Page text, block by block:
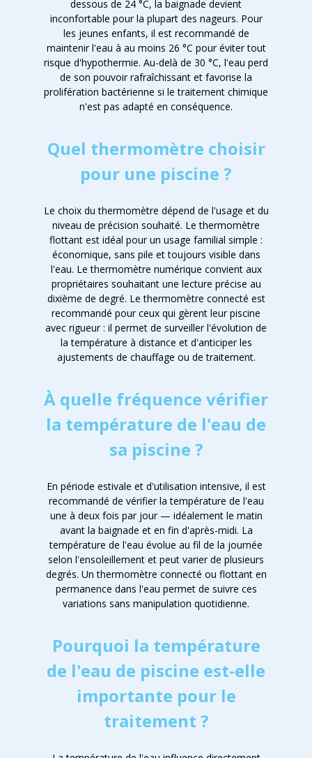
dessous de 24 °C, la baignade devient
inconfortable pour la plupart des nageurs. Pour
les jeunes enfants, il est recommandé de
maintenir l'eau à au moins 26 °C pour éviter tout
risque d'hypothermie. Au-delà de 30 °C, l'eau perd
de son pouvoir rafraîchissant et favorise la
prolifération bactérienne si le traitement chimique
n'est pas adapté en conséquence.
Quel thermomètre choisir
pour une piscine ?
Le choix du thermomètre dépend de l'usage et du
niveau de précision souhaité. Le thermomètre
flottant est idéal pour un usage familial simple :
économique, sans pile et toujours visible dans
l'eau. Le thermomètre numérique convient aux
propriétaires souhaitant une lecture précise au
dixième de degré. Le thermomètre connecté est
recommandé pour ceux qui gèrent leur piscine
avec rigueur : il permet de surveiller l'évolution de
la température à distance et d'anticiper les
ajustements de chauffage ou de traitement.
À quelle fréquence vérifier
la température de l'eau de
sa piscine ?
En période estivale et d'utilisation intensive, il est
recommandé de vérifier la température de l'eau
une à deux fois par jour — idéalement le matin
avant la baignade et en fin d'après-midi. La
température de l'eau évolue au fil de la journée
selon l'ensoleillement et peut varier de plusieurs
degrés. Un thermomètre connecté ou flottant en
permanence dans l'eau permet de suivre ces
variations sans manipulation quotidienne.
Pourquoi la température
de l'eau de piscine est-elle
importante pour le
traitement ?